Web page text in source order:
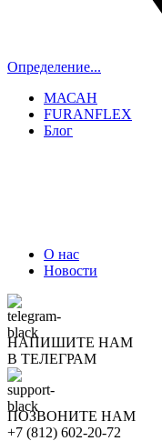
Определение...
МАСАН
FURANFLEX
Блог
О нас
Новости
НАПИШИТЕ НАМ
В ТЕЛЕГРАМ
ПОЗВОНИТЕ НАМ
+7 (812) 602-20-72